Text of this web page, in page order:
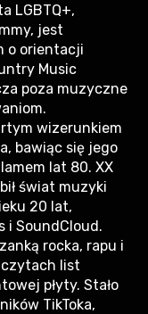
LGBTQ+,
jest
o orientacji
Music
poza muzyczne
wizerunkiem
bawiąc się jego
lat 80. XX
świat muzyki
20 lat,
i SoundCloud.
rocka, rapu i
list
płyty. Stało
TikToka,